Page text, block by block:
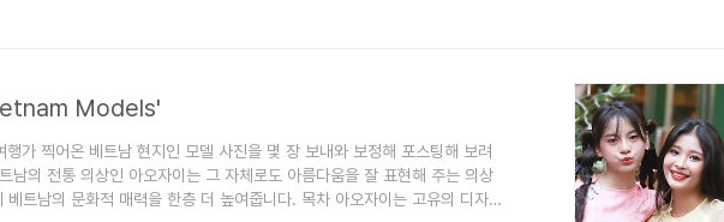
Models'
가 찍어온 베트남 현지인 모델 사진을 몇 장 보내와 보정해 포스팅해 보려
남의 전통 의상인 아오자이는 그 자체로도 아름다움을 잘 표현해 주는 의상
트남의 문화적 매력을 한층 더 높여줍니다. 목차 아오자이는 고유의 디자인